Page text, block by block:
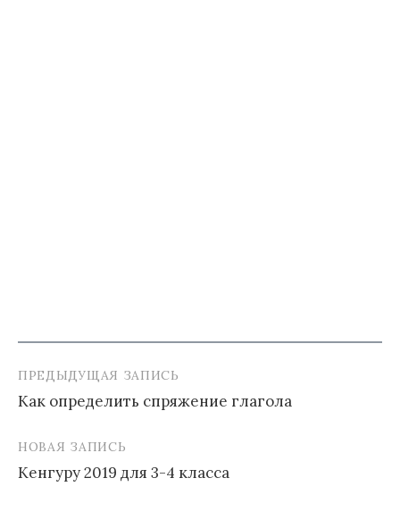
Навигация
по
записям
ПРЕДЫДУЩАЯ ЗАПИСЬ
Как определить спряжение глагола
НОВАЯ ЗАПИСЬ
Кенгуру 2019 для 3-4 класса